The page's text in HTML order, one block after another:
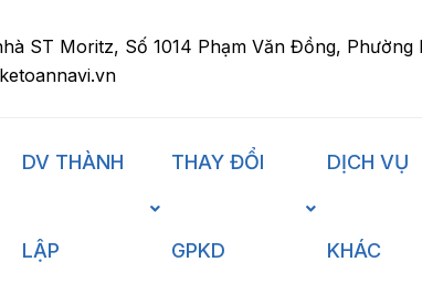
ST Moritz, Số 1014 Phạm Văn Đồng,
DV THÀNH
LẬP
THAY ĐỔI
GPKD
DỊCH VỤ
KHÁC